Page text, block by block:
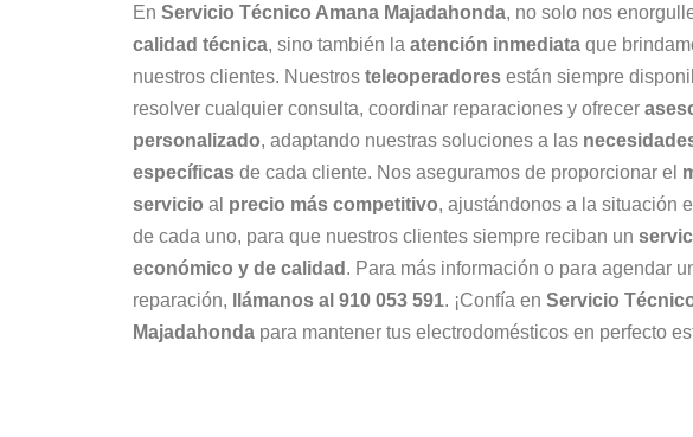
En Servicio Técnico Amana Majadahonda, no solo nos
calidad técnica, sino también la atención inmediata que
nuestros clientes. Nuestros teleoperadores están siempre
resolver cualquier consulta, coordinar reparaciones y ofrecer
personalizado, adaptando nuestras soluciones a las
específicas de cada cliente. Nos aseguramos de proporcionar el
servicio al precio más competitivo, ajustándonos a la situación
de cada uno, para que nuestros clientes siempre reciban un
económico y de calidad . Para más información o para agendar
reparación,
llámanos al 910 053 591. ¡Confía en Servicio
Majadahonda para mantener tus electrodomésticos en perfecto